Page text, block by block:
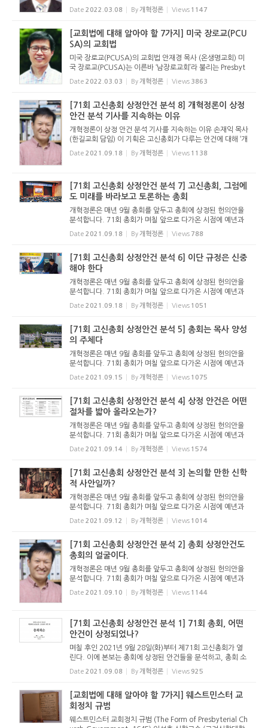
로부터 많은 영향을 받았다. 특히 장로 직분과 관련하여 받은
영향은 지금도 한국 장로교회 여러 교단이 가진 헌법의 교회정
Date 2022.03.08 By 개혁정론 Views 1147
[교회법에 대해 알아야 할 7가지] 미국 장로교(PCU
SA)의 교회법
미국 장로교(PCUSA)의 교회법 안재경 목사 (온생명교회) 미
국 장로교(PCUSA)는 이른바 ‘남장로교회’라 불리는 Presbyt
erian Church in the U.S. (PCUS)와 ‘북장로교회’인 United
Presbyterian Church in the U.S.A. (UPCUSA)이 결합...
Date 2022.03.03 By 개혁정론 Views 3863
[71회 고신총회 상정안건 분석 8] 개혁정론이 상정
안건 분석 기사를 지속하는 이유
개혁정론이 상정 안건 분석 기사를 지속하는 이유 손재익 목사
(한길교회 담임) 이 기획은 고신총회가 다루는 안건에 대해 ‘개
혁주의 신학과 장로회 정치’의 관점에서 바르게 분석하는 기사
로서, 안건이 어떠한 내용인지, 어떻게 결의하는 것인지...
Date 2021.09.18 By 개혁정론 Views 1138
[71회 고신총회 상정안건 분석 7] 고신총회, 그럼에
도 미래를 바라보고 토론하는 총회
개혁정론은 매년 9월 총회를 앞두고 총회에 상정된 헌의안을
분석합니다. 71회 총회가 며칠 앞으로 다가온 시점에 예년과
마찬가지로 분석 기사를 올립니다. 이 기사를 통해 71회 총회
를 조망해 보고, 기도하는 독자들이 되시길 기대합니다. - 편집
Date 2021.09.18 By 개혁정론 Views 788
[71회 고신총회 상정안건 분석 6] 이단 규정은 신중
해야 한다
개혁정론은 매년 9월 총회를 앞두고 총회에 상정된 헌의안을
분석합니다. 71회 총회가 며칠 앞으로 다가온 시점에 예년과
마찬가지로 분석 기사를 올립니다. 이 기사를 통해 71회 총회
를 조망해 보고, 기도하는 독자들이 되시길 기대합니다. - 편집
Date 2021.09.18 By 개혁정론 Views 1051
[71회 고신총회 상정안건 분석 5] 총회는 목사 양성
의 주체다
개혁정론은 매년 9월 총회를 앞두고 총회에 상정된 헌의안을
분석합니다. 71회 총회가 며칠 앞으로 다가온 시점에 예년과
마찬가지로 분석 기사를 올립니다. 이 기사를 통해 71회 총회
를 조망해 보고, 기도하는 독자들이 되시길 기대합니다. - 편집
Date 2021.09.15 By 개혁정론 Views 1075
[71회 고신총회 상정안건 분석 4] 상정 안건은 어떤
절차를 밟아 올라오는가?
개혁정론은 매년 9월 총회를 앞두고 총회에 상정된 헌의안을
분석합니다. 71회 총회가 며칠 앞으로 다가온 시점에 예년과
마찬가지로 분석 기사를 올립니다. 이 기사를 통해 71회 총회
를 조망해 보고, 기도하는 독자들이 되시길 기대합니다. - 편집
Date 2021.09.14 By 개혁정론 Views 1574
[71회 고신총회 상정안건 분석 3] 논의할 만한 신학
적 사안일까?
개혁정론은 매년 9월 총회를 앞두고 총회에 상정된 헌의안을
분석합니다. 71회 총회가 며칠 앞으로 다가온 시점에 예년과
마찬가지로 분석 기사를 올립니다. 이 기사를 통해 71회 총회
를 조망해 보고, 기도하는 독자들이 되시길 기대합니다. - 편집
Date 2021.09.12 By 개혁정론 Views 1014
[71회 고신총회 상정안건 분석 2] 총회 상정안건도
총회의 얼굴이다.
개혁정론은 매년 9월 총회를 앞두고 총회에 상정된 헌의안을
분석합니다. 71회 총회가 며칠 앞으로 다가온 시점에 예년과
마찬가지로 분석 기사를 올립니다. 이 기사를 통해 71회 총회
를 조망해 보고, 기도하는 독자들이 되시길 기대합니다. - 편집
Date 2021.09.10 By 개혁정론 Views 1144
[71회 고신총회 상정안건 분석 1] 71회 총회, 어떤
안건이 상정되었나?
며칠 후인 2021년 9월 28일(화)부터 제71회 고신총회가 열
린다. 이에 본보는 총회에 상정된 안건들을 분석하고, 총회 소
식을 전하려고 한다. 그 첫 기사로 총회에 상정된 안건들에는
어떤 것들이 있는지를 싣는다. - 편집자 주 제71회 총회, 어떤
Date 2021.09.08 By 개혁정론 Views 925
[교회법에 대해 알아야 할 7가지] 웨스트민스터 교
회정치 규범
웨스트민스터 교회정치 규범 (The Form of Presbyterial Ch